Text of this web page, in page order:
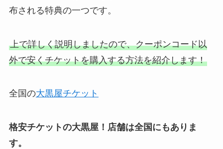
布される特典の一つです。
上で詳しく説明しましたので、クーポンコード以
外で安くチケットを購入する方法を紹介します！
全国の大黒屋チケット
格安チケットの大黒屋！店舗は全国にもありま
す。